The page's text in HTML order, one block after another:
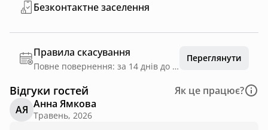
Безконтактне заселення
Правила скасування
Повне повернення: за 14 днів до дати заїзду
Переглянути
Відгуки гостей
Як це працює?
АЯ Анна Ямкова
Травень, 2026